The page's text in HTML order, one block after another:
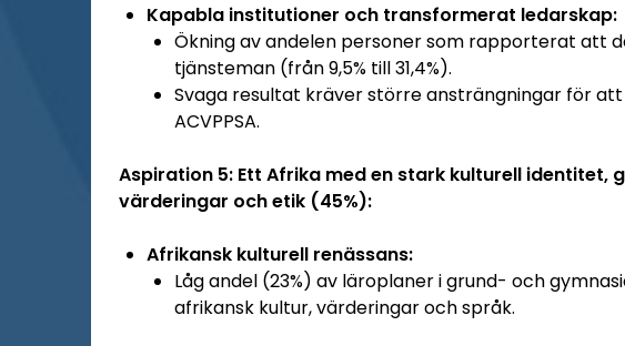
Kapabla institutioner och transformerat ledarskap:
Ökning av andelen personer som rapporterat att
tjänsteman (från 9,5% till 31,4%).
Svaga resultat kräver större ansträngningar för
ACVPPSA.
Aspiration 5: Ett Afrika med en stark kulturell identitet,
värderingar och etik (45%):
Afrikansk kulturell renässans:
Låg andel (23%) av läroplaner i grund- och
afrikansk kultur, värderingar och språk.